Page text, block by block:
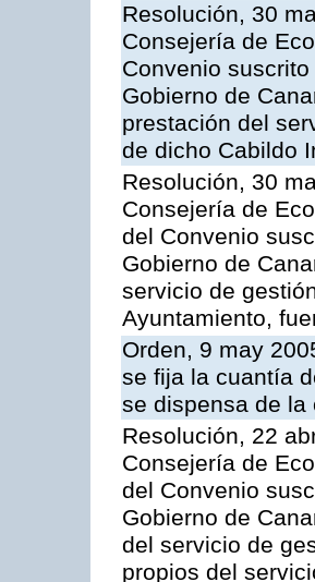
Resolución, 30
Consejería de
Convenio
Gobierno de
prestación del
de dicho Cabildo
Resolución, 30
Consejería de
del Convenio
Gobierno de
servicio de
Ayuntamiento,
Orden, 9 may
se fija la cuantía
se dispensa de
Resolución, 22
Consejería de
del Convenio
Gobierno de
del servicio de
propios del